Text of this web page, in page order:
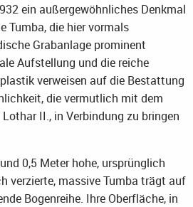
ein außergewöhnliches Denkmal
Tumba, die hier vormals
Grabanlage prominent
Aufstellung und die reiche
verweisen auf die Bestattung
die vermutlich mit dem
II., in Verbindung zu bringen
0,5 Meter hohe, ursprünglich
verzierte, massive Tumba trägt auf
Bogenreihe. Ihre Oberfläche, in